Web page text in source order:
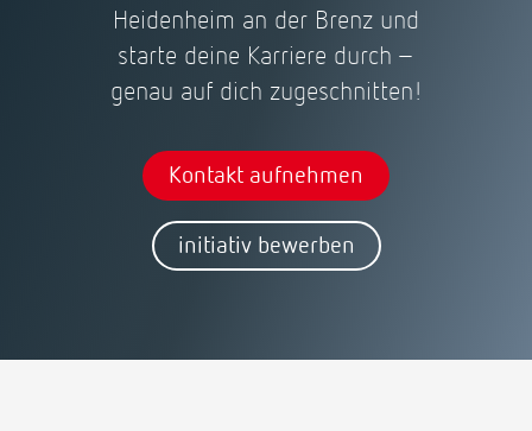
Heidenheim an der Brenz und
starte deine Karriere durch –
genau auf dich zugeschnitten!
Kontakt aufnehmen
initiativ bewerben